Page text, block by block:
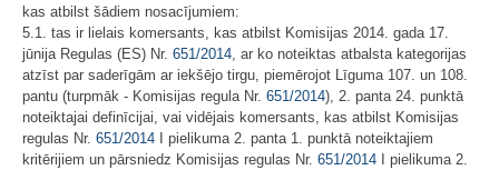
kas atbilst šādiem nosacījumiem:
5.1. tas ir lielais komersants, kas atbilst Komisijas 2014. gada 17.
jūnija Regulas (ES) Nr. 651/2014, ar ko noteiktas atbalsta kategorijas
atzīst par saderīgām ar iekšējo tirgu, piemērojot Līguma 107. un 108.
pantu (turpmāk - Komisijas regula Nr. 651/2014), 2. panta 24. punktā
noteiktajai definīcijai, vai vidējais komersants, kas atbilst Komisijas
regulas Nr. 651/2014 I pielikuma 2. panta 1. punktā noteiktajiem
kritērijiem un pārsniedz Komisijas regulas Nr. 651/2014 I pielikuma 2.